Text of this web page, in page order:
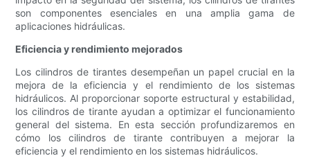
son componentes esenciales en una amplia gama de
aplicaciones hidráulicas.
Eficiencia y rendimiento mejorados
Los cilindros de tirantes desempeñan un papel crucial en la
mejora de la eficiencia y el rendimiento de los sistemas
hidráulicos. Al proporcionar soporte estructural y estabilidad,
los cilindros de tirante ayudan a optimizar el funcionamiento
general del sistema. En esta sección profundizaremos en
cómo los cilindros de tirante contribuyen a mejorar la
eficiencia y el rendimiento en los sistemas hidráulicos.